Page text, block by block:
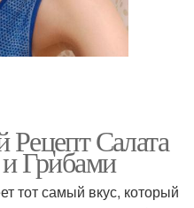
Салата
Грибами
тот самый вкус, который